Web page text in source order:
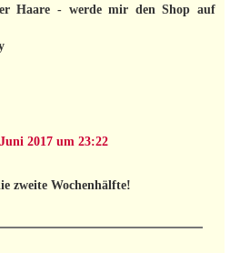
Haare - werde mir den Shop auf
2017 um 23:22
zweite Wochenhälfte!